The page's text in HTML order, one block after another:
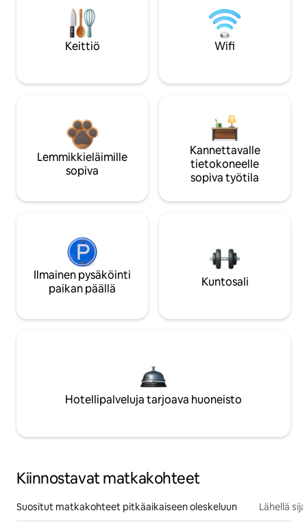
Keittiö Wifi
Lemmikkieläimille
sopiva
Kannettavalle
tietokoneelle
sopiva työtila
Ilmainen pysäköinti
paikan päällä
Kuntosali
Hotellipalveluja tarjoava huoneisto
Kiinnostavat matkakohteet
Suositut matkakohteet pitkäaikaiseen oleskeluun Lähellä